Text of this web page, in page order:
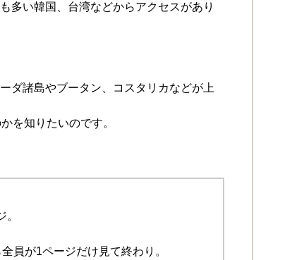
多い韓国、台湾などからアクセスがあり
ダ諸島やブータン、コスタリカなどが上
を知りたいのです。
員が1ページだけ見て終わり。